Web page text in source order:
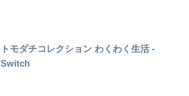
トモダチコレクション わくわく生活 -
Switch